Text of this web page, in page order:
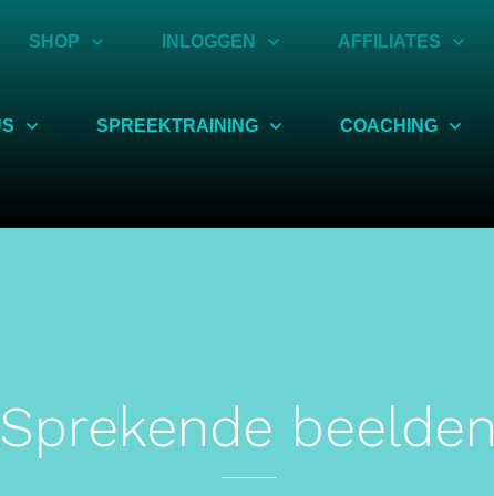
SHOP INLOGGEN AFFILIATES
SPREEKTRAINING COACHING
Sprekende beelden